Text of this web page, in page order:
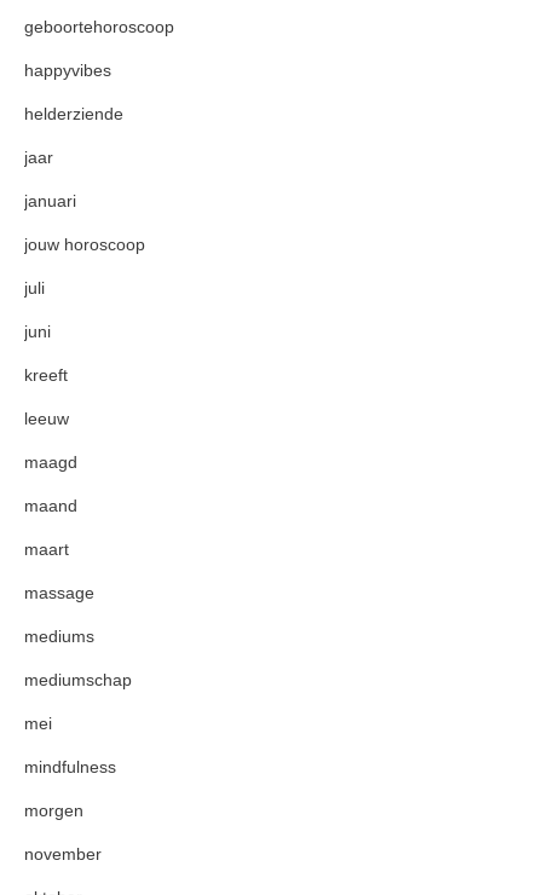
geboortehoroscoop
happyvibes
helderziende
jaar
januari
jouw horoscoop
juli
juni
kreeft
leeuw
maagd
maand
maart
massage
mediums
mediumschap
mei
mindfulness
morgen
november